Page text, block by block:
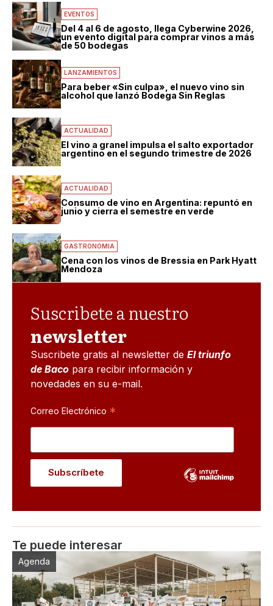
EVENTOS
Del 4 al 6 de agosto, llega Cyberwine 2026,
un evento digital para comprar vinos a más
de 50 bodegas
LANZAMIENTOS
Para beber «Sin culpa», el nuevo vino sin
alcohol que lanzó Bodega Sin Reglas
ACTUALIDAD
El vino a granel impulsa el salto exportador
argentino en el segundo trimestre de 2026
ACTUALIDAD
Consumo de vino en Argentina: repuntó en
junio y cierra el semestre en verde
GASTRONOMIA
Cena con los vinos de Bressia en Park Hyatt
Mendoza
Suscribete a nuestro
newsletter
Suscribete gratis al newsletter de El triunfo
de Baco para recibir información y
novedades en su e-mail.
Correo Electrónico *
Te puede interesar
Agenda